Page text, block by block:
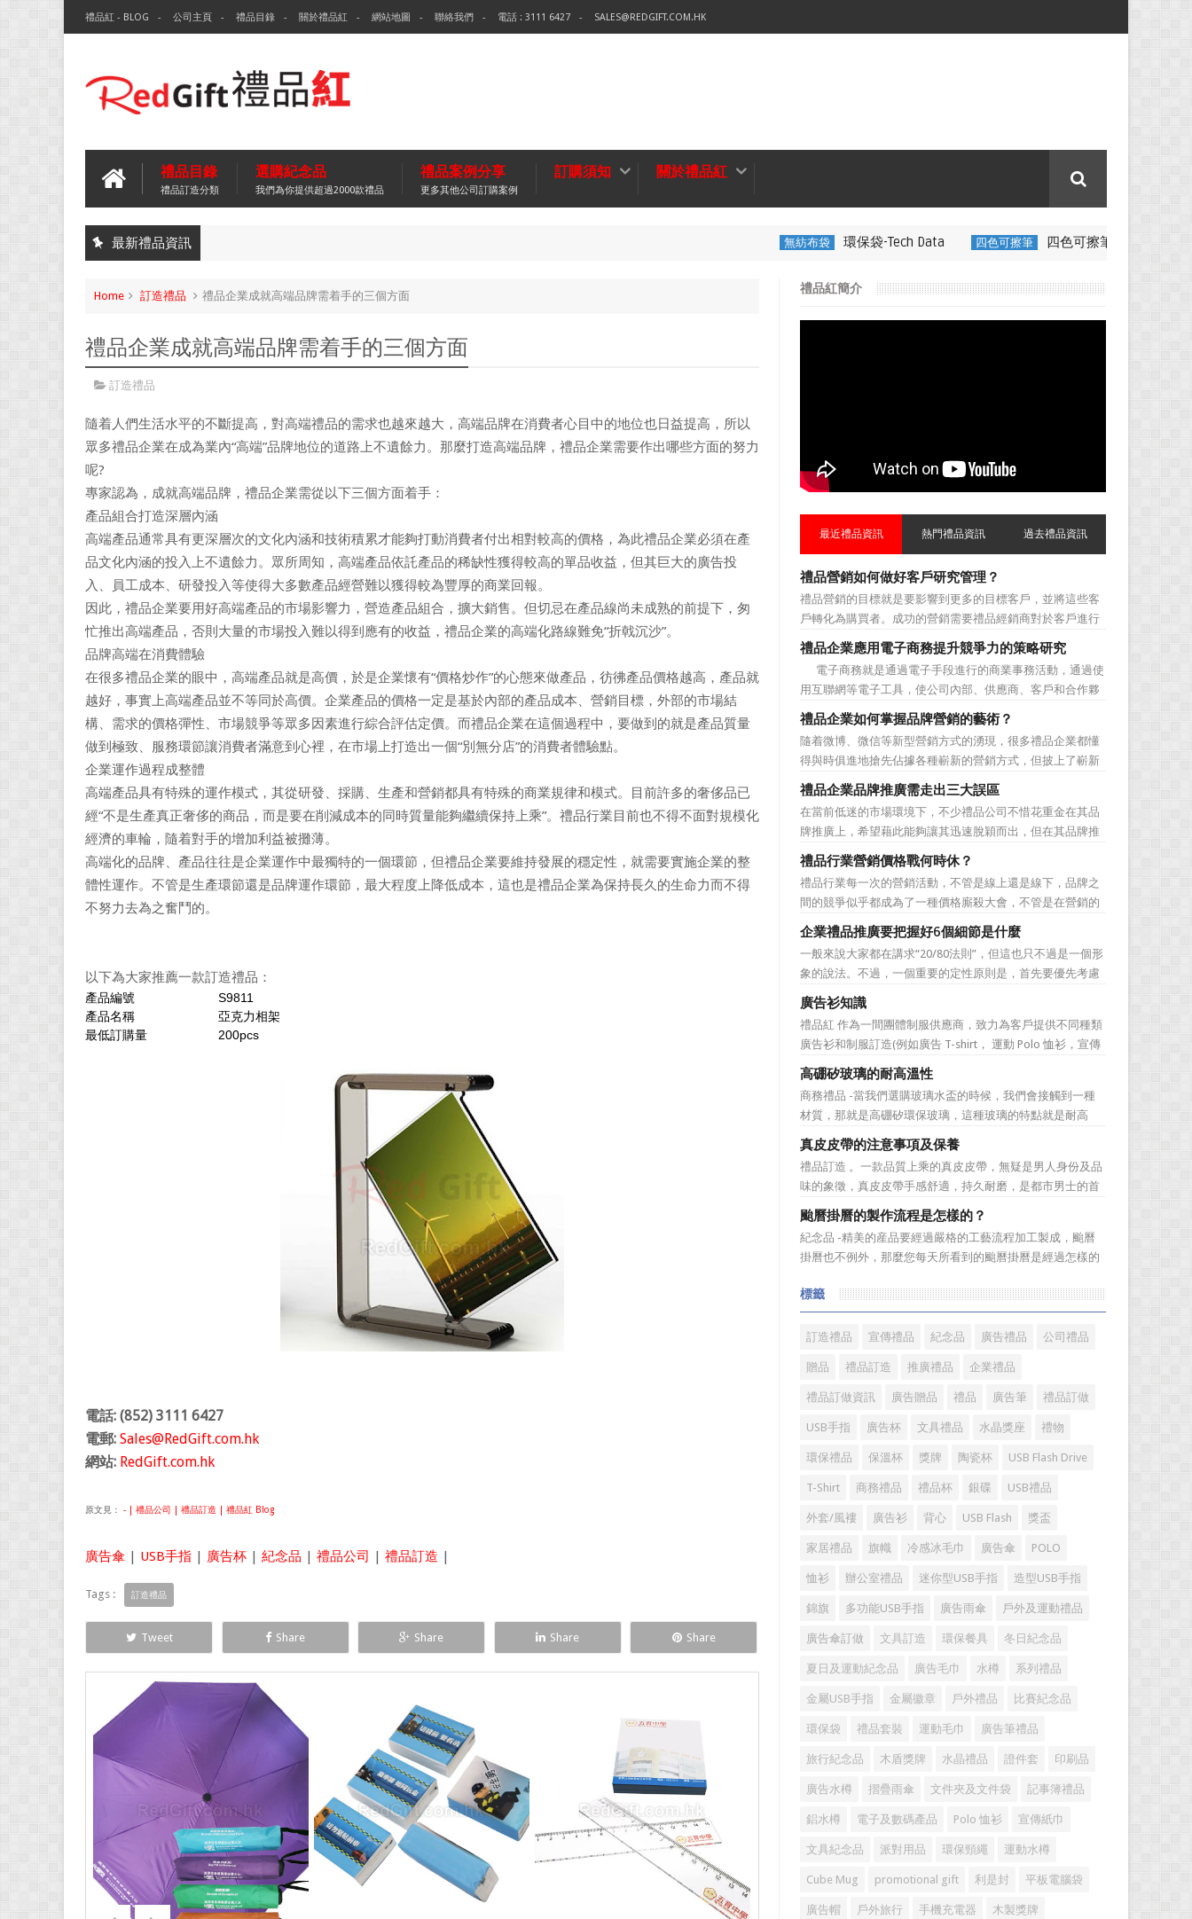
禮品紅 - BLOG 公司主頁 禮品目錄 關於禮品紅 網站地圖 聯絡我們 電話 : 3111 6427 SALES@REDGIFT.COM.HK
禮品目錄
禮品訂造分類
選購紀念品
我們為你提供超過2000款禮品
禮品案例分享
更多其他公司訂購案例
訂購須知 關於禮品紅
最新禮品資訊 環保袋-Tech Data 四色可擦筆 四色可擦筆-百通電纜 350ML 折疊矽膠
Home 訂造禮品 禮品企業成就高端品牌需着手的三個方面
禮品企業成就高端品牌需着手的三個方面
訂造禮品
隨着人們生活水平的不斷提高，對高端禮品的需求也越來越大，高端品牌在消費者心目中的地位也日益提高，所以
眾多禮品企業在成為業內“高端”品牌地位的道路上不遺餘力。那麼打造高端品牌，禮品企業需要作出哪些方面的努力
呢?
專家認為，成就高端品牌，禮品企業需從以下三個方面着手：
產品組合打造深層內涵
高端產品通常具有更深層次的文化內涵和技術積累才能夠打動消費者付出相對較高的價格，為此禮品企業必須在產
品文化內涵的投入上不遺餘力。眾所周知，高端產品依託產品的稀缺性獲得較高的單品收益，但其巨大的廣告投
入、員工成本、研發投入等使得大多數產品經營難以獲得較為豐厚的商業回報。
因此，禮品企業要用好高端產品的市場影響力，營造產品組合，擴大銷售。但切忌在產品線尚未成熟的前提下，匆
忙推出高端產品，否則大量的市場投入難以得到應有的收益，禮品企業的高端化路線難免“折戟沉沙”。
品牌高端在消費體驗
在很多禮品企業的眼中，高端產品就是高價，於是企業懷有“價格炒作”的心態來做產品，彷彿產品價格越高，產品就
越好，事實上高端產品並不等同於高價。企業產品的價格一定是基於內部的產品成本、營銷目標，外部的市場結
構、需求的價格彈性、市場競爭等眾多因素進行綜合評估定價。而禮品企業在這個過程中，要做到的就是產品質量
做到極致、服務環節讓消費者滿意到心裡，在市場上打造出一個“別無分店”的消費者體驗點。
企業運作過程成整體
高端產品具有特殊的運作模式，其從研發、採購、生產和營銷都具有特殊的商業規律和模式。目前許多的奢侈品已
經“不是生產真正奢侈的商品，而是要在削減成本的同時質量能夠繼續保持上乘”。禮品行業目前也不得不面對規模化
經濟的車輪，隨着對手的增加利益被攤薄。
高端化的品牌、產品往往是企業運作中最獨特的一個環節，但禮品企業要維持發展的穩定性，就需要實施企業的整
體性運作。不管是生產環節還是品牌運作環節，最大程度上降低成本，這也是禮品企業為保持長久的生命力而不得
不努力去為之奮鬥的。
以下為大家推薦一款訂造禮品：
產品編號
S9811
產品名稱
亞克力相架
最低訂購量
200pcs
電話: (852) 3111 6427
電郵: Sales@RedGift.com.hk
網站: RedGift.com.hk
原文見： - | 禮品公司 | 禮品訂造 | 禮品紅 Blog
廣告傘 | USB手指 | 廣告杯 | 紀念品 | 禮品公司 | 禮品訂造 |
Tags : 訂造禮品
Tweet Share Share Share Share
禮品紅簡介
最近禮品資訊 熱門禮品資訊 過去禮品資訊
禮品營銷如何做好客戶研究管理？
禮品營銷的目標就是要影響到更多的目標客戶，並將這些客
戶轉化為購買者。成功的營銷需要禮品經銷商對於客戶進行
相應的分類，了解不同類型客戶的貢獻度，從而有的放矢的
制定相應的營銷對策，而這需要對於客戶研究方面更多地投
入，這不僅是銷售環節的事，也需要營銷管理策略的整體支
持。具體來說，有以下...
禮品企業應用電子商務提升競爭力的策略研究
電子商務就是通過電子手段進行的商業事務活動，通過使
用互聯網等電子工具，使公司內部、供應商、客戶和合作夥
伴之間，利用電子業務共享信息，實現企業間業務流程的電
子化，配合企業內部的電子化生產管理系統，提高企業的生
產、庫存、流通和資金等各個環節的效率。它具有結構性、
動態性、社...
禮品企業如何掌握品牌營銷的藝術？
隨着微博、微信等新型營銷方式的湧現，很多禮品企業都懂
得與時俱進地搶先佔據各種嶄新的營銷方式，但披上了嶄新
的營銷軀殼，卻沒有掌握營銷的靈魂。要知道，營銷真正的
價值不是將品牌鋪設到消費者眼前，而是將品牌印到消費者
心裡 與消費者的心理距離的拉近，並不是一朝一夕的事
情，需要做好持...
禮品企業品牌推廣需走出三大誤區
在當前低迷的市場環境下，不少禮品公司不惜花重金在其品
牌推廣上，希望藉此能夠讓其迅速脫穎而出，但在其品牌推
廣的營銷管理思路上，也有許多禮品企業走入了幾大誤區而
無法自拔，這其中，最為常見的誤區有： 誤區一：不清
楚品牌到底在表達什麼 很多禮品企業在推廣品牌之前，
不知道到...
禮品行業營銷價格戰何時休？
禮品行業每一次的營銷活動，不管是線上還是線下，品牌之
間的競爭似乎都成為了一種價格廝殺大會，不管是在營銷的
主題推廣之中、產品的介紹之中還是旗艦店的推廣之中，“年
度最低”、“全網最低”等字眼標牌出處皆是。禮品公司都將消
費者的目光鎖定在了價格之上。禮品行業的營銷價格戰究竟
何時可以休止？...
企業禮品推廣要把握好6個細節是什麼
一般來說大家都在講求“20/80法則”，但這也只不過是一個形
象的說法。不過，一個重要的定性原則是，首先要優先考慮
縣級渠道成員，而後再兼顧地市級經銷商，最好是把二者的
積極性都調動起來。在這些禮品發放的過程中，在時間和時
機交錯上也要給與較多地考慮。從目前潤滑油產品推廣的常
見形式來看，...
廣告衫知識
禮品紅 作為一間團體制服供應商，致力為客戶提供不同種類
廣告衫和制服訂造(例如廣告 T-shirt， 運動 Polo 恤衫，宣傳
背心，風褸外套禮品，訂造球衣等)，從公司員工制服，到不
同宣傳活動用的制服。禮品紅都可以為客戶度身...
高硼矽玻璃的耐高溫性
商務禮品 -當我們選購玻璃水盃的時候，我們會接觸到一種
材質，那就是高硼矽環保玻璃，這種玻璃的特點就是耐高
溫，那麼這個耐高溫的溫度限製和準確的含義是什麼呢?禮品
紅的小編給大家總結如下。 耐熱玻璃【Heat-resistant
glass】是指含有耐熱性強的硼酸﹑矽酸成分,能夠...
真皮皮帶的注意事項及保養
禮品訂造 。一款品質上乘的真皮皮帶，無疑是男人身份及品
味的象徵，真皮皮帶手感舒適，持久耐磨，是都市男士的首
選。當你還在髮愁老爸生日禮物送什麼的時候，一款真皮皮
帶就是非常不錯的選擇。但是真皮皮帶如果疏於保養，也會
黯然失色，出現裂痕和破損的痕跡，今天小編就爲大家分享
真皮皮帶的注意事項...
颱曆掛曆的製作流程是怎樣的？
紀念品 -精美的産品要經過嚴格的工藝流程加工製成，颱曆
掛曆也不例外，那麼您每天所看到的颱曆掛曆是經過怎樣的
颱曆掛曆製作流程 1、專版颱曆掛曆是相對於通用內容
的颱曆掛曆而言，根據您的要求進行單獨的設計、製作、印
刷。內容...
標籤
訂造禮品 宣傳禮品 紀念品 廣告禮品 公司禮品
贈品 禮品訂造 推廣禮品 企業禮品
禮品訂做資訊 廣告贈品 禮品 廣告筆 禮品訂做
USB手指 廣告杯 文具禮品 水晶獎座 禮物
環保禮品 保溫杯 獎牌 陶瓷杯 USB Flash Drive
T-Shirt 商務禮品 禮品杯 銀碟 USB禮品
外套/風褸 廣告衫 背心 USB Flash 獎盃
家居禮品 旗幟 冷感冰毛巾 廣告傘 POLO
恤衫 辦公室禮品 迷你型USB手指 造型USB手指
錦旗 多功能USB手指 廣告雨傘 戶外及運動禮品
廣告傘訂做 文具訂造 環保餐具 冬日紀念品
夏日及運動紀念品 廣告毛巾 水樽 系列禮品
金屬USB手指 金屬徽章 戶外禮品 比賽紀念品
環保袋 禮品套裝 運動毛巾 廣告筆禮品
旅行紀念品 木盾獎牌 水晶禮品 證件套 印刷品
廣告水樽 摺疊雨傘 文件夾及文件袋 記事簿禮品
鋁水樽 電子及數碼產品 Polo 恤衫 宣傳紙巾
文具紀念品 派對用品 環保頸繩 運動水樽
Cube Mug promotional gift 利是封 平板電腦袋
廣告帽 戶外旅行 手機充電器 木製獎牌